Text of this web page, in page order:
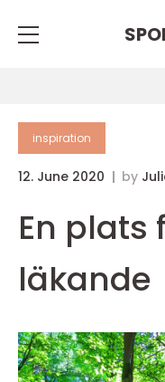
inspiration
12. June 2020 by
En plats
läkande